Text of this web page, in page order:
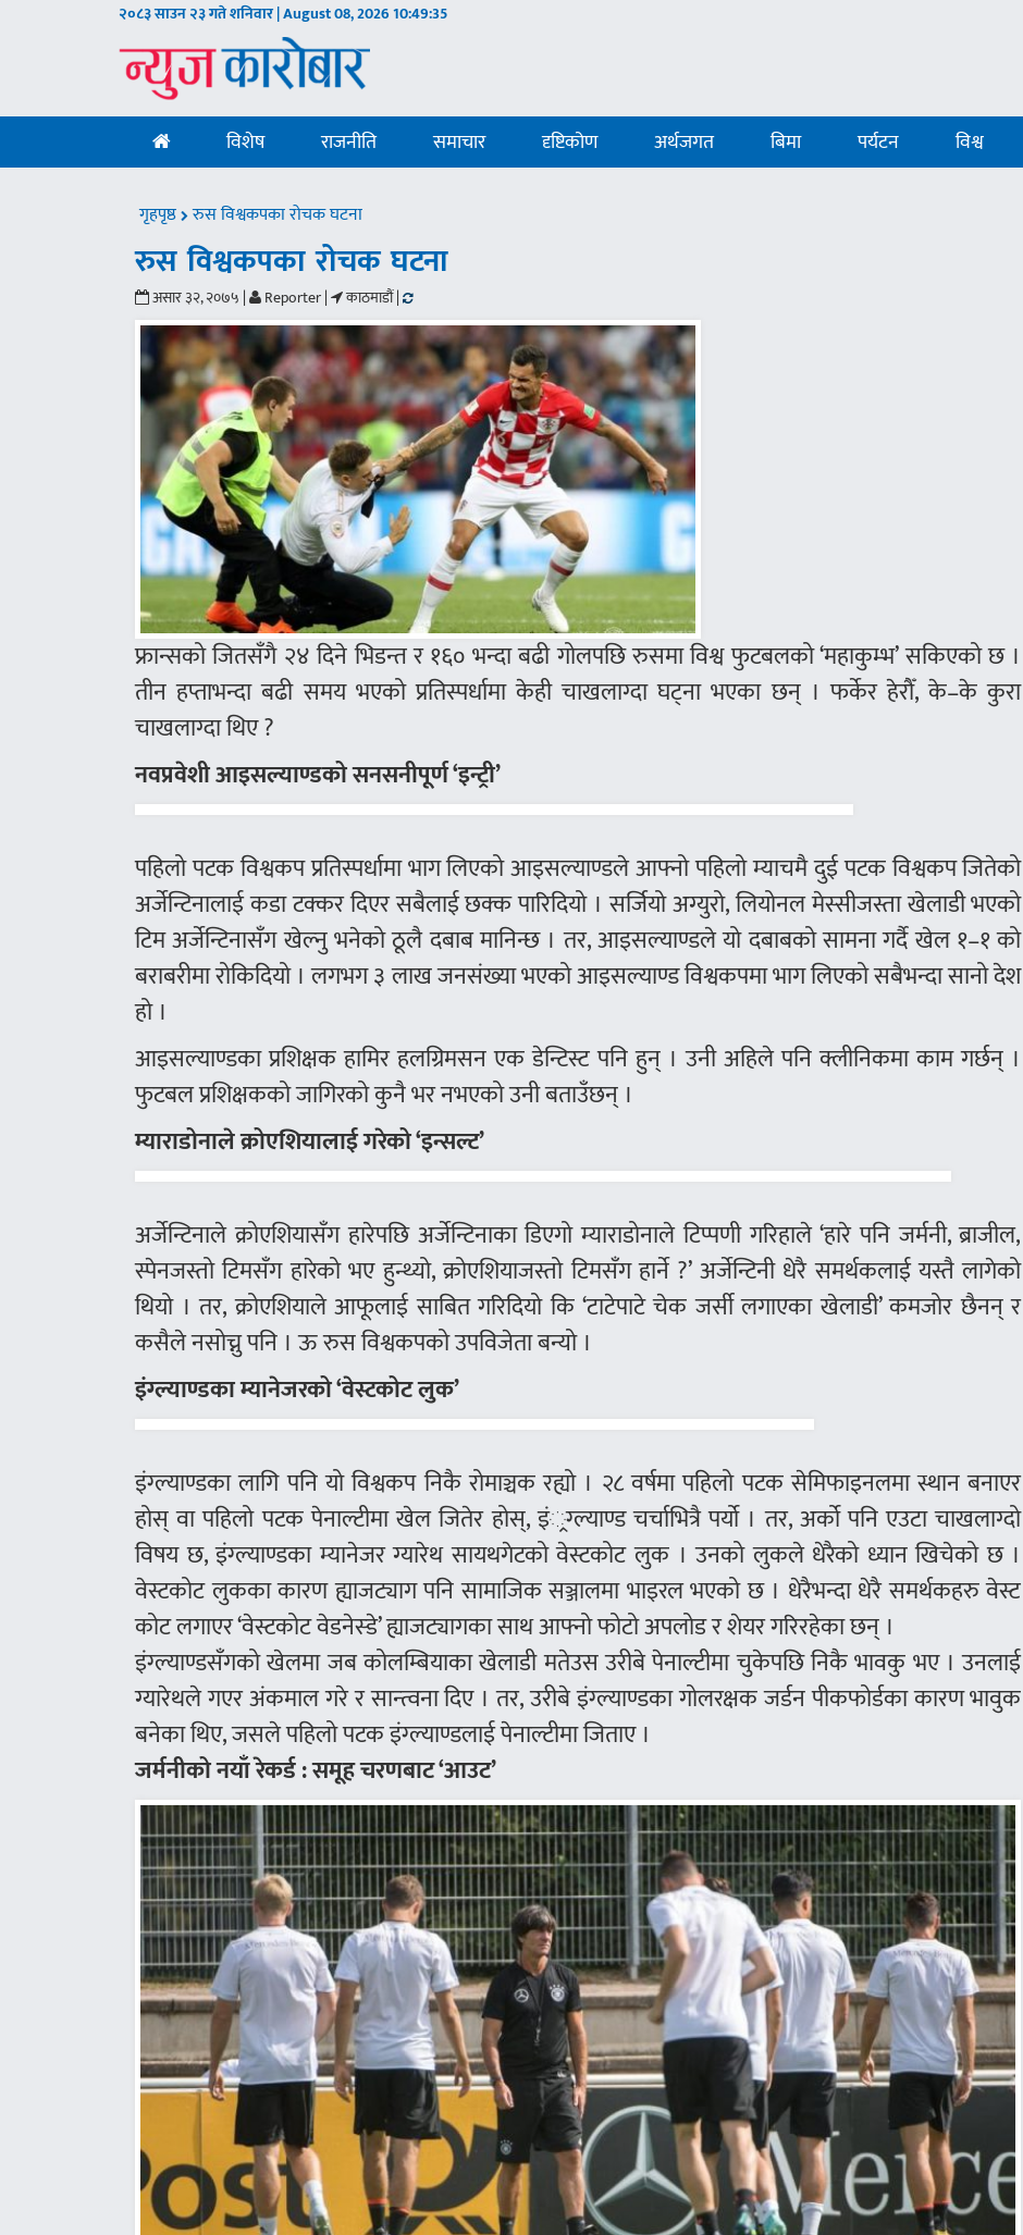
२०८३ साउन २३ गते शनिवार | August 08, 202610:49:36
विशेष राजनीति समाचार दृष्टिकोण अर्थजगत बिमा पर्यटन विश्व
गृहपृष्ठ रुस विश्वकपका रोचक घटना
रुस विश्वकपका रोचक घटना
असार ३२, २०७५ | Reporter | काठमाडौं |
फ्रान्सको जितसँगै २४ दिने भिडन्त र १६० भन्दा बढी गोलपछि रुसमा विश्व फुटबलको ‘महाकुम्भ’ सकिएको छ ।
तीन हप्ताभन्दा बढी समय भएको प्रतिस्पर्धामा केही चाखलाग्दा घट्ना भएका छन् । फर्केर हेरौँ, के–के कुरा
चाखलाग्दा थिए ?
नवप्रवेशी आइसल्याण्डको सनसनीपूर्ण ‘इन्ट्री’
पहिलो पटक विश्वकप प्रतिस्पर्धामा भाग लिएको आइसल्याण्डले आफ्नो पहिलो म्याचमै दुई पटक विश्वकप जितेको
अर्जेन्टिनालाई कडा टक्कर दिएर सबैलाई छक्क पारिदियो । सर्जियो अग्युरो, लियोनल मेस्सीजस्ता खेलाडी भएको
टिम अर्जेन्टिनासँग खेल्नु भनेको ठूलै दबाब मानिन्छ । तर, आइसल्याण्डले यो दबाबको सामना गर्दै खेल १–१ को
बराबरीमा रोकिदियो । लगभग ३ लाख जनसंख्या भएको आइसल्याण्ड विश्वकपमा भाग लिएको सबैभन्दा सानो देश
हो ।
आइसल्याण्डका प्रशिक्षक हामिर हलग्रिमसन एक डेन्टिस्ट पनि हुन् । उनी अहिले पनि क्लीनिकमा काम गर्छन् ।
फुटबल प्रशिक्षकको जागिरको कुनै भर नभएको उनी बताउँछन् ।
म्याराडोनाले क्रोएशियालाई गरेको ‘इन्सल्ट’
अर्जेन्टिनाले क्रोएशियासँग हारेपछि अर्जेन्टिनाका डिएगो म्याराडोनाले टिप्पणी गरिहाले ‘हारे पनि जर्मनी, ब्राजील,
स्पेनजस्तो टिमसँग हारेको भए हुन्थ्यो, क्रोएशियाजस्तो टिमसँग हार्ने ?’ अर्जेन्टिनी धेरै समर्थकलाई यस्तै लागेको
थियो । तर, क्रोएशियाले आफूलाई साबित गरिदियो कि ‘टाटेपाटे चेक जर्सी लगाएका खेलाडी’ कमजोर छैनन् र
कसैले नसोच्नु पनि । ऊ रुस विश्वकपको उपविजेता बन्यो ।
इंग्ल्याण्डका म्यानेजरको ‘वेस्टकोट लुक’
इंग्ल्याण्डका लागि पनि यो विश्वकप निकै रोमाञ्चक रह्यो । २८ वर्षमा पहिलो पटक सेमिफाइनलमा स्थान बनाएर
होस् वा पहिलो पटक पेनाल्टीमा खेल जितेर होस्, इं्रग्ल्याण्ड चर्चाभित्रै पर्यो । तर, अर्को पनि एउटा चाखलाग्दो
विषय छ, इंग्ल्याण्डका म्यानेजर ग्यारेथ सायथगेटको वेस्टकोट लुक । उनको लुकले धेरैको ध्यान खिचेको छ ।
वेस्टकोट लुकका कारण ह्याजट्याग पनि सामाजिक सञ्जालमा भाइरल भएको छ । धेरैभन्दा धेरै समर्थकहरु वेस्ट
कोट लगाएर ‘वेस्टकोट वेडनेस्डे’ ह्याजट्यागका साथ आफ्नो फोटो अपलोड र शेयर गरिरहेका छन् ।
इंग्ल्याण्डसँगको खेलमा जब कोलम्बियाका खेलाडी मतेउस उरीबे पेनाल्टीमा चुकेपछि निकै भावकु भए । उनलाई
ग्यारेथले गएर अंकमाल गरे र सान्त्वना दिए । तर, उरीबे इंग्ल्याण्डका गोलरक्षक जर्डन पीकफोर्डका कारण भावुक
बनेका थिए, जसले पहिलो पटक इंग्ल्याण्डलाई पेनाल्टीमा जिताए ।
जर्मनीको नयाँ रेकर्ड : समूह चरणबाट ‘आउट’